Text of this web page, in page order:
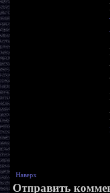
Наверх
Отправить